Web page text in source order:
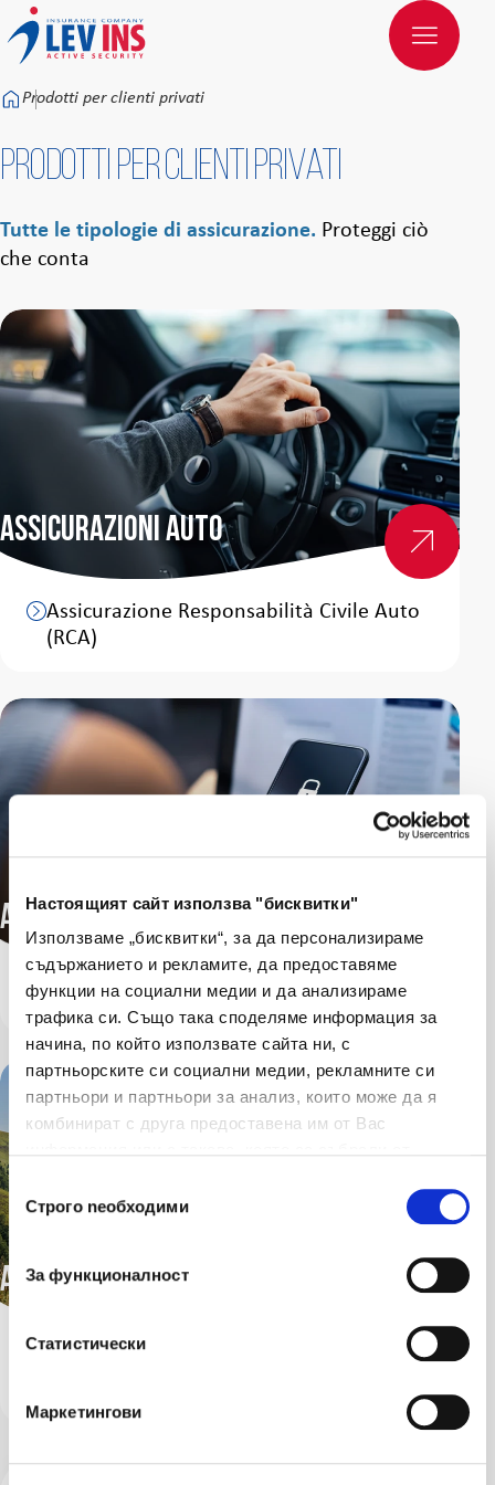
Настоящият сайт използва "бисквитки"
Използваме „бисквитки“, за да персонализираме
съдържанието и рекламите, да предоставяме
функции на социални медии и да анализираме
трафика си. Също така споделяме информация за
начина, по който използвате сайта ни, с
партньорските си социални медии, рекламните си
партньори и партньори за анализ, които може да я
комбинират с друга предоставена им от Вас
Избор на съгласие
Строго nеобходими
За функционалност
Статистически
Маркетингови
Към основното съдържание
Prodotti per clienti privati
Prodotti per clienti privati
Tutte le tipologie di assicurazione. Proteggi ciò
che conta
Assicurazioni auto
Vedi altro
Assicurazione Responsabilità Civile Auto
(RCA)
Assicurazioni Cyber
Vedi altro
Cyber Help
Assicurazioni turistiche